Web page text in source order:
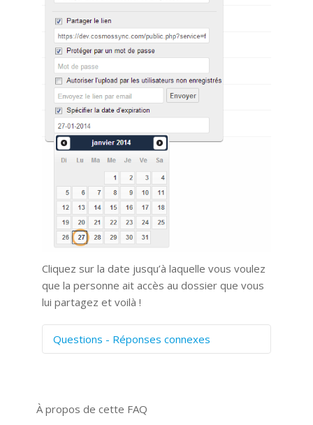
Cliquez sur la date jusqu’à laquelle vous voulez
que la personne ait accès au dossier que vous
lui partagez et voilà !
Questions - Réponses connexes
Prise de vue 360°
À propos de cette FAQ